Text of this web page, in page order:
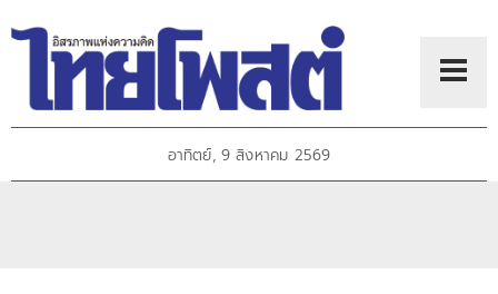
อาทิตย์, 9 สิงหาคม 2569